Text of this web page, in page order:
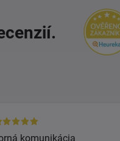
komunikácia